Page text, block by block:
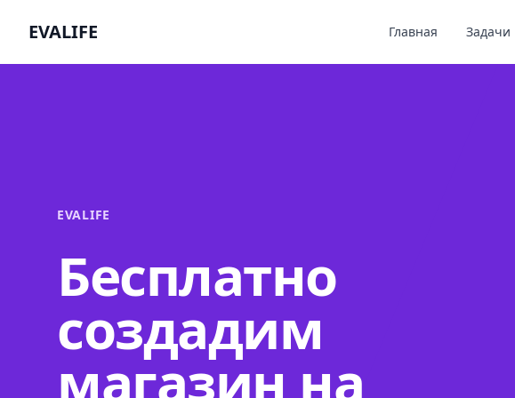
EVALIFE Главная Задачи
EVALIFE
Бесплатно
создадим
магазин на